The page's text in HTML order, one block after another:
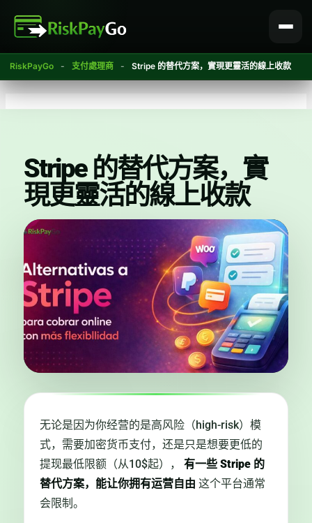
RiskPayGo - 支付處理商 - Stripe 的替代方案，實現更靈活的線上收款
Stripe 的替代方案，實
現更靈活的線上收款
无论是因为你经营的是高风险（high-risk）模
式，需要加密货币支付，还是只是想要更低的
提现最低限额（从10$起），
有一些 Stripe 的
替代方案，能让你拥有运营自由 这个平台通常
会限制。